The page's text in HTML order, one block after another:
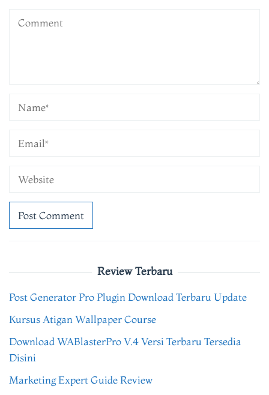
Review Terbaru
Post Generator Pro Plugin Download Terbaru Update
Kursus Atigan Wallpaper Course
Download WABlasterPro V.4 Versi Terbaru Tersedia
Disini
Marketing Expert Guide Review